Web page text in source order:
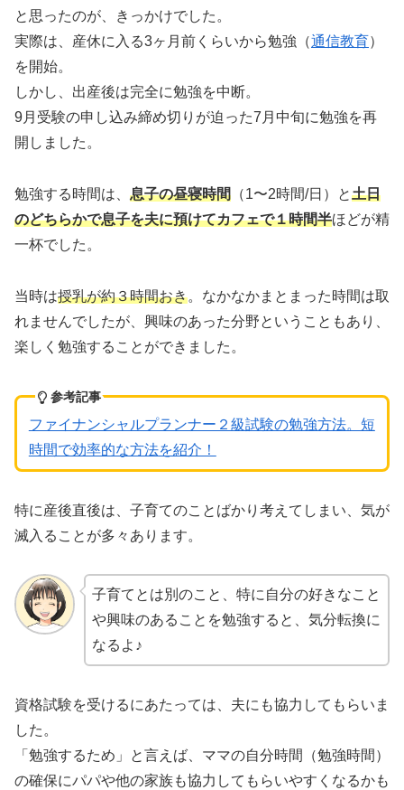
と思ったのが、きっかけでした。
実際は、産休に入る3ヶ月前くらいから勉強（通信教育）
を開始。
しかし、出産後は完全に勉強を中断。
9月受験の申し込み締め切りが迫った7月中旬に勉強を再
開しました。
勉強する時間は、 息子の昼寝時間 （1〜2時間/日）と土日
のどちらかで息子を夫に預けてカフェで１時間半ほどが精
一杯でした。
当時は授乳が約３時間おき。なかなかまとまった時間は取
れませんでしたが、興味のあった分野ということもあり、
楽しく勉強することができました。
参考記事
ファイナンシャルプランナー２級試験の勉強方法。短
時間で効率的な方法を紹介！
特に産後直後は、子育てのことばかり考えてしまい、気が
滅入ることが多々あります。
子育てとは別のこと、特に自分の好きなこと
や興味のあることを勉強すると、気分転換に
なるよ♪
資格試験を受けるにあたっては、夫にも協力してもらいま
した。
「勉強するため」と言えば、ママの自分時間（勉強時間）
の確保にパパや他の家族も協力してもらいやすくなるかも